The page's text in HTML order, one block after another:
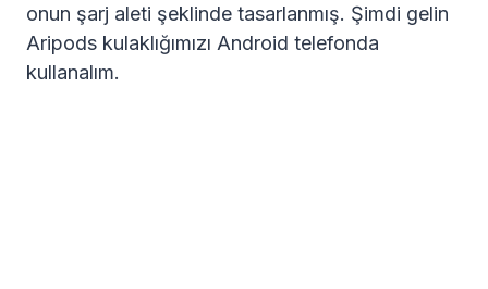
onun şarj aleti şeklinde tasarlanmış. Şimdi gelin
Aripods kulaklığımızı Android telefonda
kullanalım.